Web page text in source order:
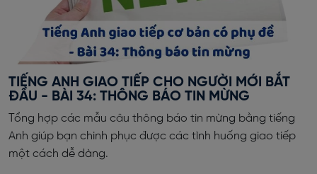
TIẾNG ANH GIAO TIẾP CHO NGƯỜI MỚI BẮT
ĐẦU - BÀI 34: THÔNG BÁO TIN MỪNG
Tổng hợp các mẫu câu thông báo tin mừng bằng tiếng
Anh giúp bạn chinh phục được các tình huống giao tiếp
một cách dễ dàng.